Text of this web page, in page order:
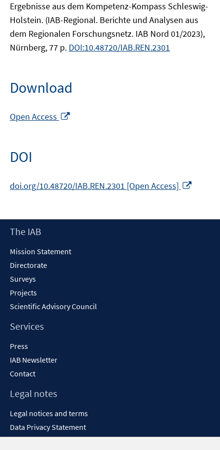
Ergebnisse aus dem Kompetenz-Kompass Schleswig-
Holstein. (IAB-Regional. Berichte und Analysen aus
dem Regionalen Forschungsnetz. IAB Nord 01/2023),
Nürnberg, 77 p. DOI:10.48720/IAB.REN.2301
Download
Open Access
DOI
doi.org/10.48720/IAB.REN.2301 [Open Access]
new
Footer
The IAB
Mission Statement
Directorate
Surveys
Projects
Scientific Advisory Council
Services
Press
IAB Newsletter
Contact
Legal notes
Legal notices and terms
Data Privacy Statement